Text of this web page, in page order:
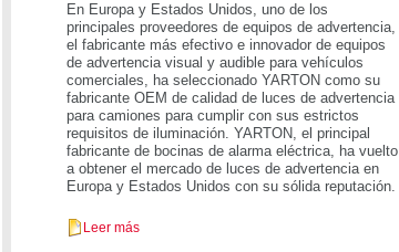
En Europa y Estados Unidos, uno de los
principales proveedores de equipos de advertencia,
el fabricante más efectivo e innovador de equipos
de advertencia visual y audible para vehículos
comerciales, ha seleccionado YARTON como su
fabricante OEM de calidad de luces de advertencia
para camiones para cumplir con sus estrictos
requisitos de iluminación. YARTON, el principal
fabricante de bocinas de alarma eléctrica, ha vuelto
a obtener el mercado de luces de advertencia en
Europa y Estados Unidos con su sólida reputación.
Leer más